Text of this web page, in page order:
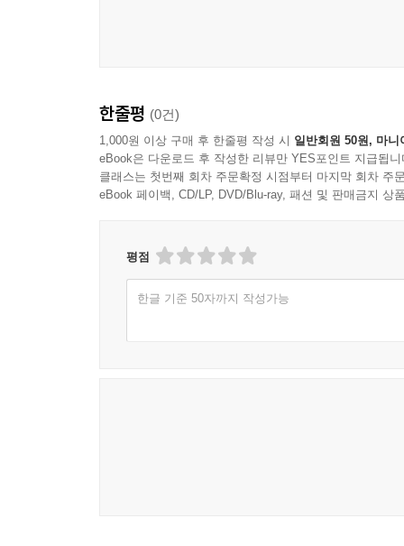
한줄평 (0건)
1,000원 이상 구매 후 한줄평 작성 시 일반회원 50원, 마니
eBook은 다운로드 후 작성한 리뷰만 YES포인트 지급됩니
클래스는 첫번째 회차 주문확정 시점부터 마지막 회차 주
eBook 페이백, CD/LP, DVD/Blu-ray, 패션 및 판매금지 상
평점
한글 기준 50자까지 작성가능